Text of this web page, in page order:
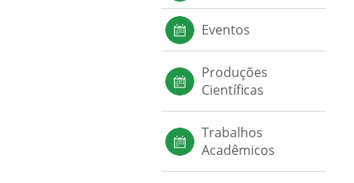
Eventos
Produções
Científicas
Trabalhos
Acadêmicos